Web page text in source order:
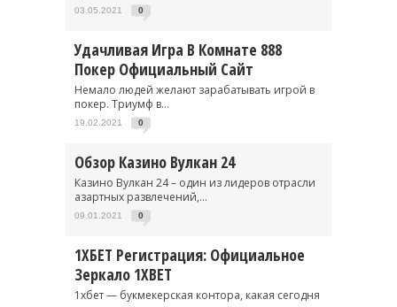
03.05.2021 0
Удачливая Игра В Комнате 888
Покер Официальный Сайт
Немало людей желают зарабатывать игрой в
покер. Триумф в...
19.02.2021 0
Обзор Казино Вулкан 24
Казино Вулкан 24 – один из лидеров отрасли
азартных развлечений,...
09.01.2021 0
1ХБЕТ Регистрация: Официальное
Зеркало 1XBET
1хбет — букмекерская контора, какая сегодня